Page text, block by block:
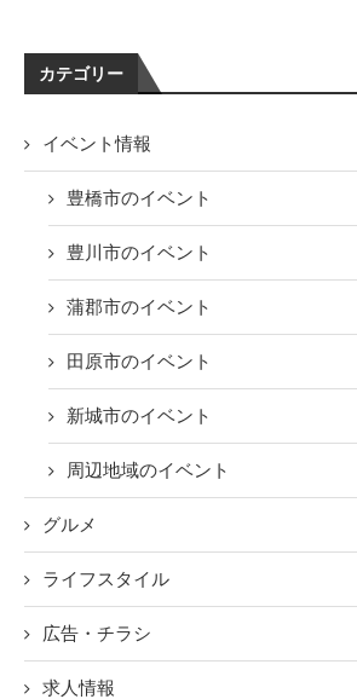
カテゴリー
イベント情報
豊橋市のイベント
豊川市のイベント
蒲郡市のイベント
田原市のイベント
新城市のイベント
周辺地域のイベント
グルメ
ライフスタイル
広告・チラシ
求人情報